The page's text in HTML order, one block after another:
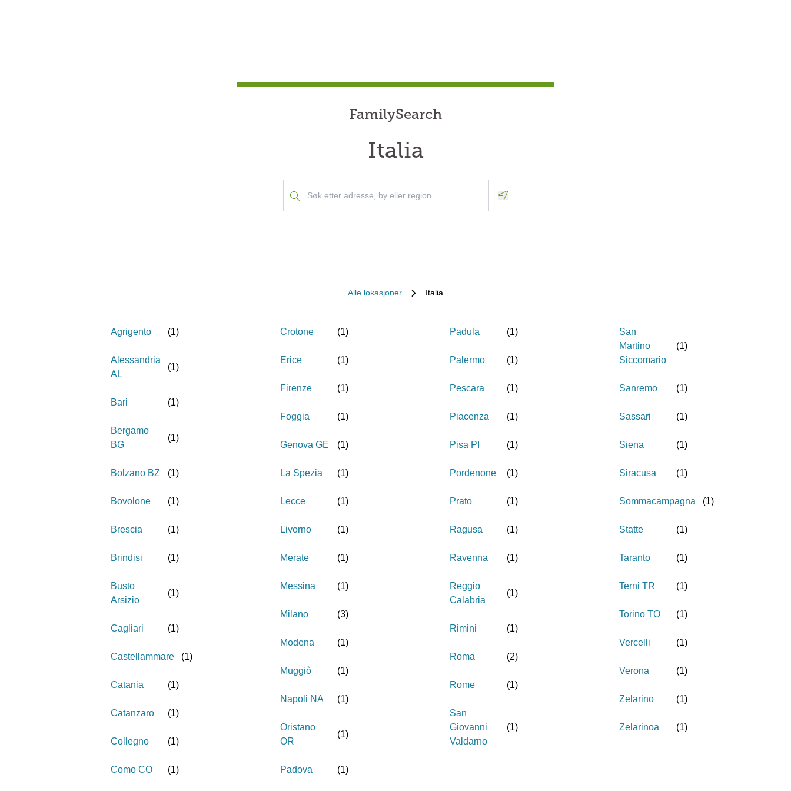
FamilySearch
Italia
Alle lokasjoner Italia
Agrigento (1)
Alessandria
AL
(1)
Bari (1)
Bergamo
BG
(1)
Bolzano BZ (1)
Bovolone (1)
Brescia (1)
Brindisi (1)
Busto
Arsizio
(1)
Cagliari (1)
Castellammare (1)
Catania (1)
Catanzaro (1)
Collegno (1)
Como CO (1)
Crotone (1)
Erice (1)
Firenze (1)
Foggia (1)
Genova GE (1)
La Spezia (1)
Lecce (1)
Livorno (1)
Merate (1)
Messina (1)
Milano (3)
Modena (1)
Muggiò (1)
Napoli NA (1)
Oristano
OR
(1)
Padova (1)
Padula (1)
Palermo (1)
Pescara (1)
Piacenza (1)
Pisa PI (1)
Pordenone (1)
Prato (1)
Ragusa (1)
Ravenna (1)
Reggio
Calabria
(1)
Rimini (1)
Roma (2)
Rome (1)
San
Giovanni
Valdarno
(1)
San
Martino
Siccomario
(1)
Sanremo (1)
Sassari (1)
Siena (1)
Siracusa (1)
Sommacampagna (1)
Statte (1)
Taranto (1)
Terni TR (1)
Torino TO (1)
Vercelli (1)
Verona (1)
Zelarino (1)
Zelarinoa (1)